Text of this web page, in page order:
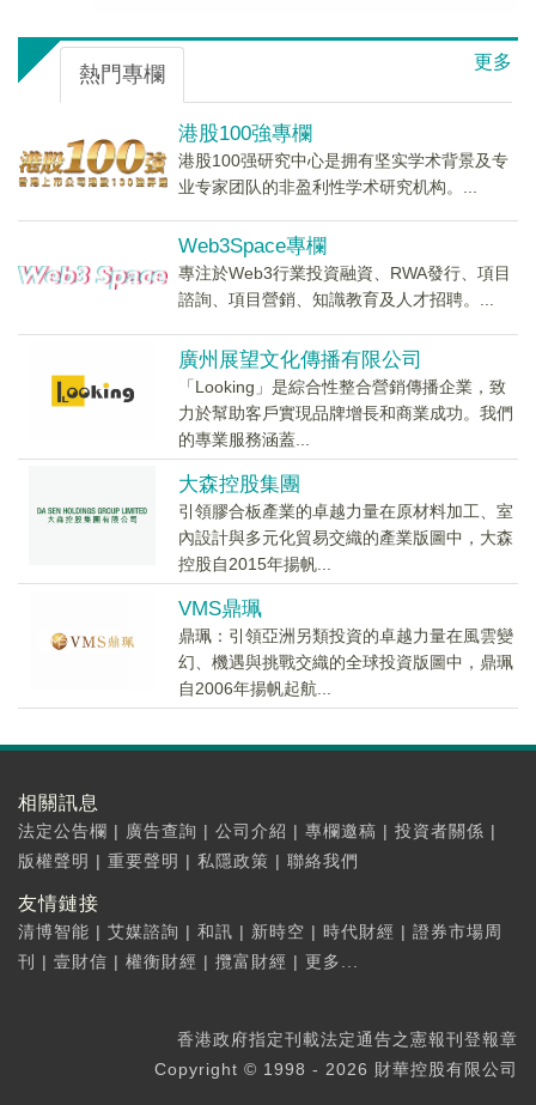
更多
熱門專欄
港股100強專欄
港股100强研究中心是拥有坚实学术背景及专
业专家团队的非盈利性学术研究机构。...
Web3Space專欄
專注於Web3行業投資融資、RWA發行、項目
諮詢、項目營銷、知識教育及人才招聘。...
廣州展望文化傳播有限公司
「Looking」是綜合性整合營銷傳播企業，致
力於幫助客戶實現品牌增長和商業成功。我們
的專業服務涵蓋...
大森控股集團
引領膠合板產業的卓越力量在原材料加工、室
內設計與多元化貿易交織的產業版圖中，大森
控股自2015年揚帆...
VMS鼎珮
鼎珮：引領亞洲另類投資的卓越力量在風雲變
幻、機遇與挑戰交織的全球投資版圖中，鼎珮
自2006年揚帆起航...
相關訊息
法定公告欄 | 廣告查詢 | 公司介紹 | 專欄邀稿 | 投資者關係 |
版權聲明 | 重要聲明 | 私隱政策 | 聯絡我們
友情鏈接
清博智能 | 艾媒諮詢 | 和訊 | 新時空 | 時代財經 | 證券市場周
刊
| 壹財信 | 權衡財經 | 攬富財經 | 更多...
香港政府指定刊載法定通告之憲報刊登報章
Copyright © 1998 - 2026 財華控股有限公司